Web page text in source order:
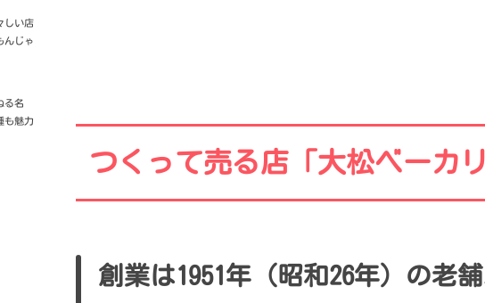
つくって売る店「大松ベーカ
創業は1951年（昭和26年）の老
しい店
んじゃ
る名
も魅力